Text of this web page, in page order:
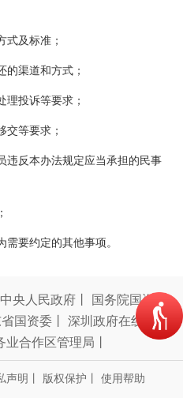
及标准；
渠道和方式；
投诉等要求；
等要求；
反本办法规定应当承担的民事
要约定的其他事项。
央人民政府 丨 国务院国资委
国资委 丨 深圳政府在线
丨
业合作区管理局 丨
声明 丨 版权保护 丨 使用帮助